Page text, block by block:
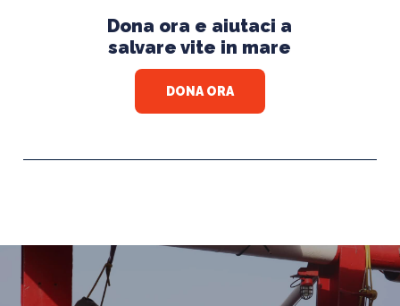
Dona ora e aiutaci a
salvare vite in mare
DONA ORA